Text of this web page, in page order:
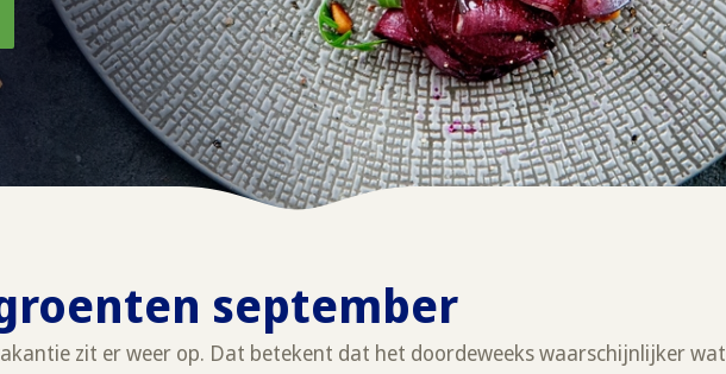
september
zit er weer op. Dat betekent dat het doordeweeks waarschijnlijker wat